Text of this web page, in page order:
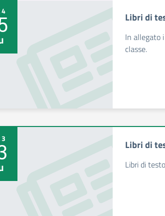
Libri di
In allegato
classe.
Libri di
Libri di